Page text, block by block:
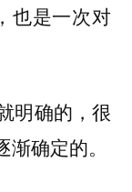
也是一次对
明确的，很
确定的。